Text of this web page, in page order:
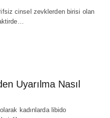
cinsel zevklerden birisi olan
Uyarılma Nasıl
kadınlarda libido